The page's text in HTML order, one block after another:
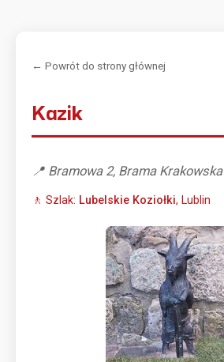
← Powrót do strony głównej
Kazik
📍 Bramowa 2, Brama Krakowska
🚶 Szlak: Lubelskie Koziołki, Lublin